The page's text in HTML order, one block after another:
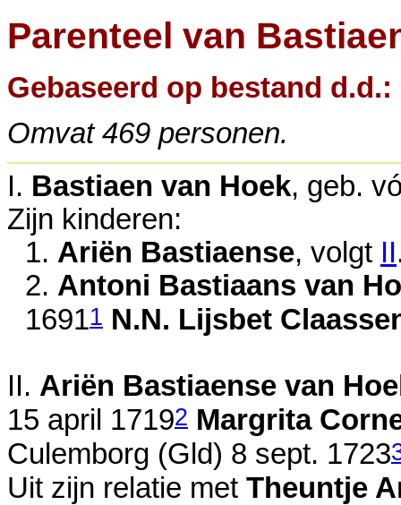
Parenteel van
Gebaseerd op bestand
Omvat 469 personen.
I. Bastiaen van Hoek, geb.
Zijn kinderen:
1. Ariën Bastiaense, volgt II
2. Antoni Bastiaans van
16911 N.N. Lijsbet
II. Ariën Bastiaense van
15 april 17192 Margrita
Culemborg (Gld) 8 sept. 1723
Uit zijn relatie met Theuntje